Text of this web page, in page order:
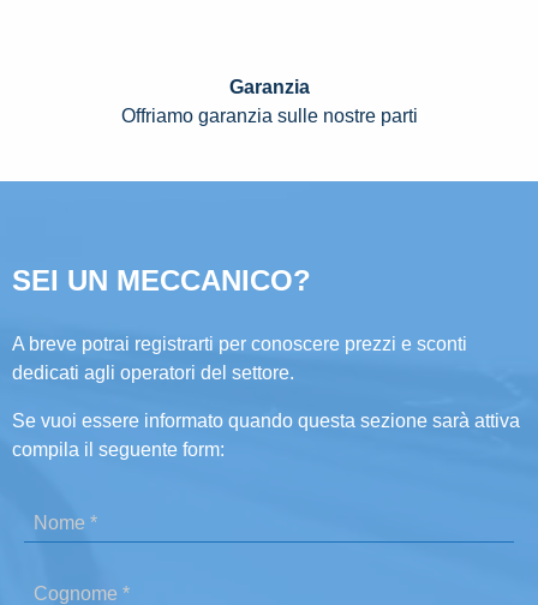
Garanzia
Offriamo garanzia sulle nostre parti
SEI UN MECCANICO?
A breve potrai registrarti per conoscere prezzi e sconti
dedicati agli operatori del settore.
Se vuoi essere informato quando questa sezione sarà attiva
compila il seguente form: